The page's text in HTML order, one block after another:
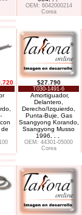
OEM: 6042000214
Corea
de
$27.790
T030-1491-6
Amortiguador,
Delantero,
Derecho/Izquierdo,
Punta-Buje, Gas
Ssangyong Korando,
Ssangyong Musso
1996
OEM: 44301-05000
Corea